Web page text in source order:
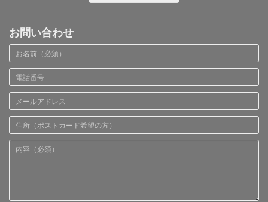
お問い合わせ